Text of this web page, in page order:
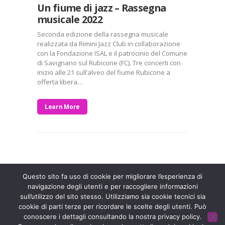
Un fiume di jazz – Rassegna
musicale 2022
Seconda edizione della rassegna musicale
realizzata da Rimini Jazz Club in collaborazione
con la Fondazione ISAL e il patrocinio del Comune
di Savignano sul Rubicone (FC). Tre concerti con
inizio alle 21 sull’alveo del fiume Rubicone a
offerta libera…
Learn More
Entra a far parte di una grande famiglia. Insieme,
stiamo creando un futuro senza dolore.
Contattaci!
Fondazione ISAL © 2026 P. IVA 03932590403
Privacy Policy- Sviluppato da Archimede - A.S.I. srl
Questo sito fa uso di cookie per migliorare l’esperienza di
navigazione degli utenti e per raccogliere informazioni
sull’utilizzo del sito stesso. Utilizziamo sia cookie tecnici sia
cookie di parti terze per ricordare le scelte degli utenti. Può
conoscere i dettagli consultando la nostra privacy policy.